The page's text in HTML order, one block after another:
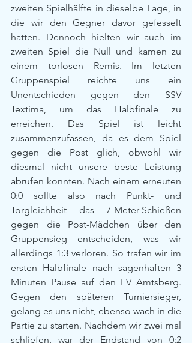
zweiten Spielhälfte in dieselbe Lage, in
die wir den Gegner davor gefesselt
hatten. Dennoch hielten wir auch im
zweiten Spiel die Null und kamen zu
einem torlosen Remis. Im letzten
Gruppenspiel reichte uns ein
Unentschieden gegen den SSV
Textima, um das Halbfinale zu
erreichen. Das Spiel ist leicht
zusammenzufassen, da es dem Spiel
gegen die Post glich, obwohl wir
diesmal nicht unsere beste Leistung
abrufen konnten. Nach einem erneuten
0:0 sollte also nach Punkt- und
Torgleichheit das 7-Meter-Schießen
gegen die Post-Mädchen über den
Gruppensieg entscheiden, was wir
allerdings 1:3 verloren. So trafen wir im
ersten Halbfinale nach sagenhaften 3
Minuten Pause auf den FV Amtsberg.
Gegen den späteren Turniersieger,
gelang es uns nicht, ebenso wach in die
Partie zu starten. Nachdem wir zwei mal
schliefen, war der Endstand von 0:2